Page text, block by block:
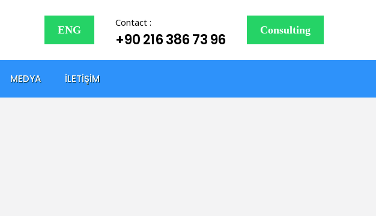
ENG
Contact :
+90 216 386 73 96
Consulting
MEDYA İLETIŞIM